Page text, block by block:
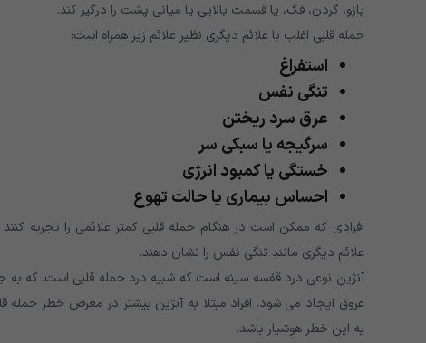
بازو، گردن، فک، یا قسمت بالایی یا میانی پشت را درگیر کند.
حمله قلبی اغلب با علائم دیگری نظیر علائم زیر همراه است:
استفراغ
تنگی نفس
عرق سرد ریختن
سرگیجه یا سبکی سر
خستگی یا کمبود انرژی
احساس بیماری یا حالت تهوع
افرادی که ممکن است در هنگام حمله قلبی کمتر علائمی را تجربه
علائم دیگری مانند تنگی نفس را نشان دهند.
آنژین نوعی درد قفسه سینه است که شبیه درد حمله قلبی است. که
عروق ایجاد می شود. افراد مبتلا به آنژین بیشتر در معرض خطر
به این خطر هوشیار باشد.